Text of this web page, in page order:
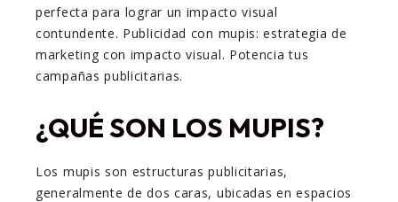
perfecta para lograr un impacto visual
contundente. Publicidad con mupis: estrategia de
marketing con impacto visual. Potencia tus
campañas publicitarias.
¿QUÉ SON LOS MUPIS?
Los mupis son estructuras publicitarias,
generalmente de dos caras, ubicadas en espacios